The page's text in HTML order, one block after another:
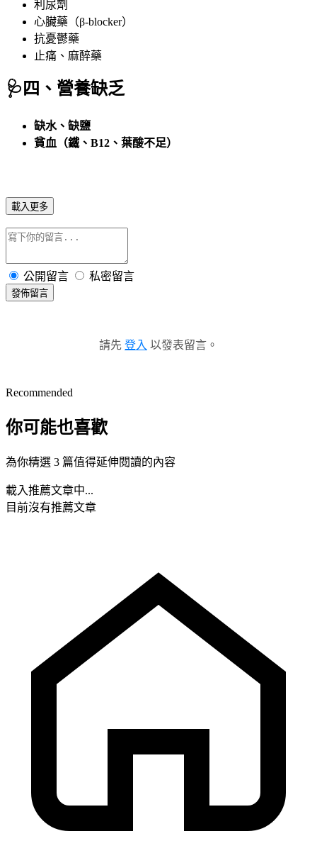
利尿劑
心臟藥（β-blocker）
抗憂鬱藥
止痛、麻醉藥
🩺 四、營養缺乏
缺水、缺鹽
貧血（鐵、B12、葉酸不足）
載入更多
公開留言 私密留言
發佈留言
請先 登入 以發表留言。
Recommended
你可能也喜歡
為你精選 3 篇值得延伸閱讀的內容
載入推薦文章中...
目前沒有推薦文章